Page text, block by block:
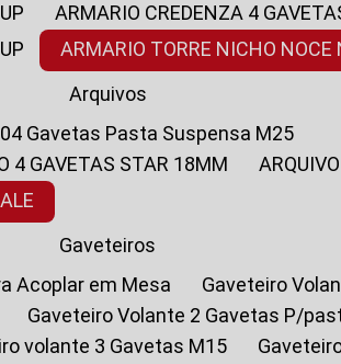
ARMARIO CREDENZA 4
ARMARIO TORRE NICHO
Arquivos
04 Gavetas Pasta Suspensa M25
4 GAVETAS STAR 18MM
Gaveteiros
Acoplar em Mesa
Gaveteiro
Gaveteiro Volante 2 Gavetas P/
volante 3 Gavetas M15